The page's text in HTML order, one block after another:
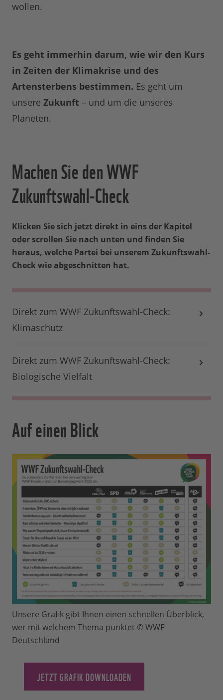
wollen.
Es geht immerhin darum, wie wir den Kurs
in Zeiten der Klimakrise und des
Artensterbens bestimmen. Es geht um
unsere Zukunft – und um die unseres
Planeten.
Machen Sie den WWF
Zukunftswahl-Check
Klicken Sie sich jetzt direkt in eins der Kapitel
oder scrollen Sie nach unten und finden Sie
heraus, welche Partei bei unserem Zukunftswahl-
Check wie abgeschnitten hat.
Direkt zum WWF Zukunftswahl-Check:
Klimaschutz
Direkt zum WWF Zukunftswahl-Check:
Biologische Vielfalt
Auf einen Blick
Unsere Grafik gibt Ihnen einen schnellen Überblick,
wer mit welchem Thema punktet © WWF
Deutschland
JETZT GRAFIK DOWNLOADEN